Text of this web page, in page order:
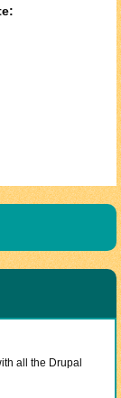
all the Drupal